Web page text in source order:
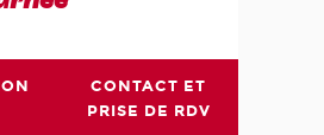
CONTACT ET
PRISE DE RDV